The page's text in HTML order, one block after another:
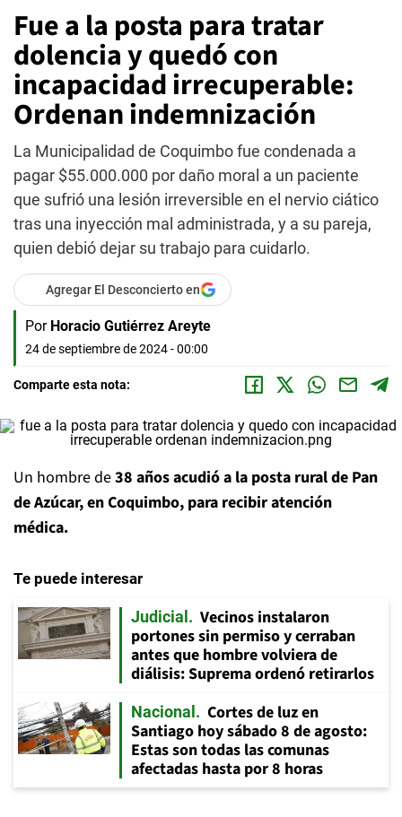
Fue a la posta para tratar
dolencia y quedó con
incapacidad irrecuperable:
Ordenan indemnización
La Municipalidad de Coquimbo fue condenada a
pagar $55.000.000 por daño moral a un paciente
que sufrió una lesión irreversible en el nervio ciático
tras una inyección mal administrada, y a su pareja,
quien debió dejar su trabajo para cuidarlo.
Agregar El Desconcierto en
Por Horacio Gutiérrez Areyte
24 de septiembre de 2024 - 00:00
Comparte esta nota:
Un hombre de38 años acudió a la posta rural de Pan
de Azúcar, en Coquimbo, para recibir atención
médica.
Te puede interesar
Judicial
Vecinos instalaron
portones sin permiso y cerraban
antes que hombre volviera de
diálisis: Suprema ordenó retirarlos
Nacional
Cortes de luz en
Santiago hoy sábado 8 de agosto:
Estas son todas las comunas
afectadas hasta por 8 horas